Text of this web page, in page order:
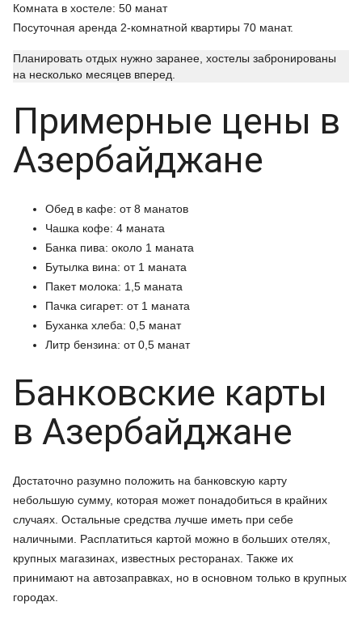
Комната в хостеле: 50 манат
Посуточная аренда 2-комнатной квартиры 70 манат.
Планировать отдых нужно заранее, хостелы забронированы
на несколько месяцев вперед.
Примерные цены в
Азербайджане
Обед в кафе: от 8 манатов
Чашка кофе: 4 маната
Банка пива: около 1 маната
Бутылка вина: от 1 маната
Пакет молока: 1,5 маната
Пачка сигарет: от 1 маната
Буханка хлеба: 0,5 манат
Литр бензина: от 0,5 манат
Банковские карты
в Азербайджане
Достаточно разумно положить на банковскую карту
небольшую сумму, которая может понадобиться в крайних
случаях. Остальные средства лучше иметь при себе
наличными. Расплатиться картой можно в больших отелях,
крупных магазинах, известных ресторанах. Также их
принимают на автозаправках, но в основном только в крупных
городах.